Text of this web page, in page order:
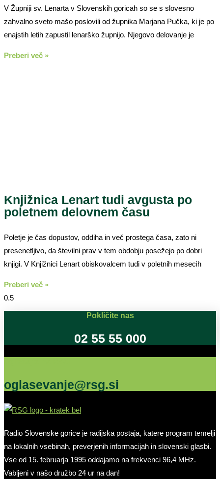
V Župniji sv. Lenarta v Slovenskih goricah so se s slovesno
zahvalno sveto mašo poslovili od župnika Marjana Pučka, ki je po
enajstih letih zapustil lenarško župnijo. Njegovo delovanje je
Preberi več »
Knjižnica Lenart tudi avgusta po
poletnem delovnem času
Poletje je čas dopustov, oddiha in več prostega časa, zato ni
presenetljivo, da številni prav v tem obdobju posežejo po dobri
knjigi. V Knjižnici Lenart obiskovalcem tudi v poletnih mesecih
Preberi več »
Pokličite nas
02 55 55 000
oglasevanje@rsg.si
Radio Slovenske gorice je radijska postaja, katere program temelji
na lokalnih vsebinah, preverjenih informacijah in slovenski glasbi.
Vse od 15. februarja 1995 oddajamo na frekvenci 96,4 MHz.
Vabljeni v našo družbo 24 ur na dan!